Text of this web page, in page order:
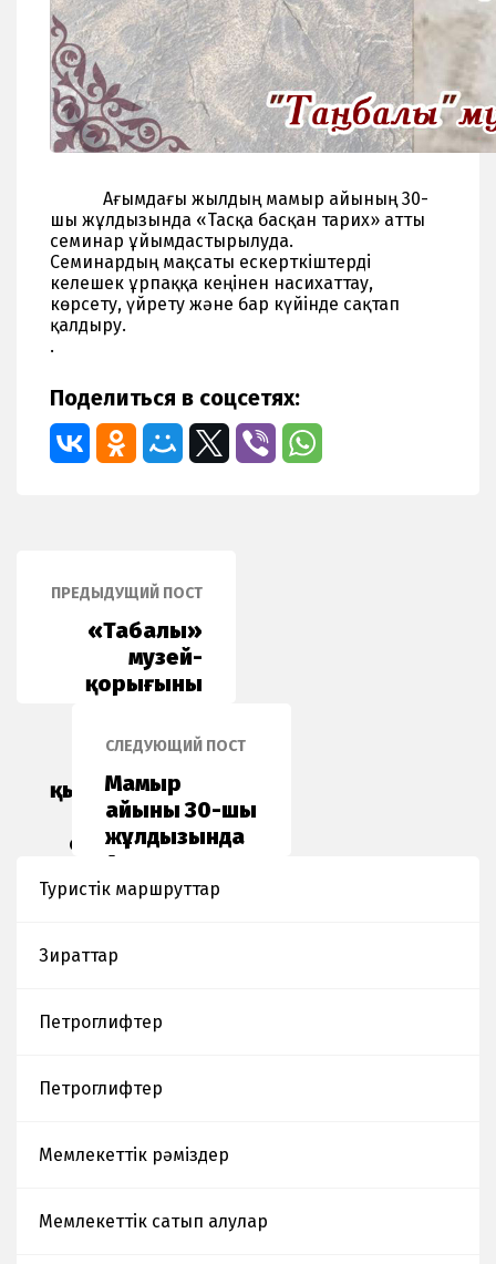
Ағымдағы жылдың мамыр айының 30-
шы жұлдызында «Тасқа басқан тарих» атты
семинар ұйымдастырылуда.
Семинардың мақсаты ескерткіштерді
келешек ұрпаққа кеңінен насихаттау,
көрсету, үйрету және бар күйінде сақтап
қалдыру.
.
Поделиться в соцсетях:
ПРЕДЫДУЩИЙ ПОСТ
«Таңбалы»
музей-
қорығының
-зерттеу
бөлімінің
қызметкерлері
жартас
суреттеріне
жұмыстары
СЛЕДУЮЩИЙ ПОСТ
Мамыр
айының 30-шы
жұлдызында
Алматы
облыстық
мұраларды
орталығымен
«Тасқа
басқан
семинар
Туристік маршруттар
Зираттар
Петроглифтер
Петроглифтер
Мемлекеттік рәміздер
Мемлекеттік сатып алулар